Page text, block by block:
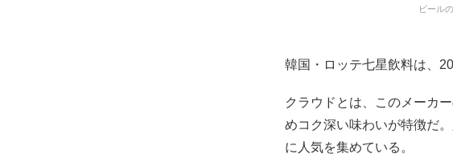
ビール
韓国・ロッテ七星飲料は、
クラウドとは、このメーカ
めコク深い味わいが特徴だ
に人気を集めている。